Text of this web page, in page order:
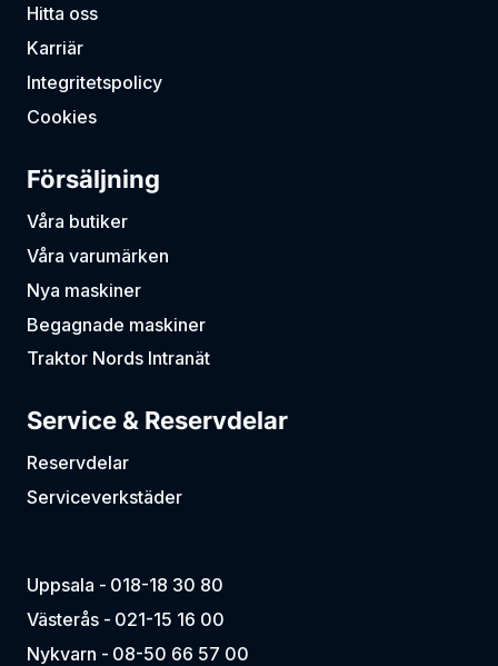
Hitta oss
Karriär
Integritetspolicy
Cookies
Försäljning
Våra butiker
Våra varumärken
Nya maskiner
Begagnade maskiner
Traktor Nords Intranät
Service & Reservdelar
Reservdelar
Serviceverkstäder
Uppsala - 018-18 30 80
Västerås - 021-15 16 00
Nykvarn - 08-50 66 57 00